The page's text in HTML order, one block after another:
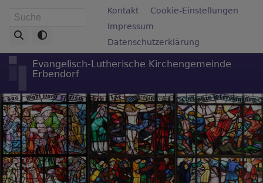
zum
Inhalt
Suche Fußbereichsmenü
Kontakt
Cookie-Einstellungen
Impressum
Datenschutzerklärung
Evangelisch-Lutherische Kirchengemeinde
Erbendorf